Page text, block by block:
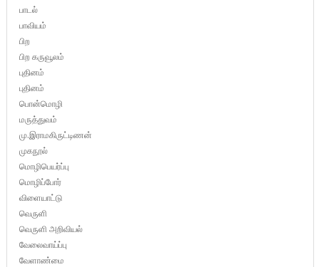
பாடல்
பாவியம்
பிற
பிற கருவூலம்
புதினம்
புதினம்
பொன்மொழி
மருத்துவம்
மு.இராமகிருட்டிணன்
முகநூல்
மொழிபெயர்ப்பு
மொழிப்போர்
விளையாட்டு
வெருளி
வெருளி அறிவியல்
வேலைவாய்ப்பு
வேளாண்மை